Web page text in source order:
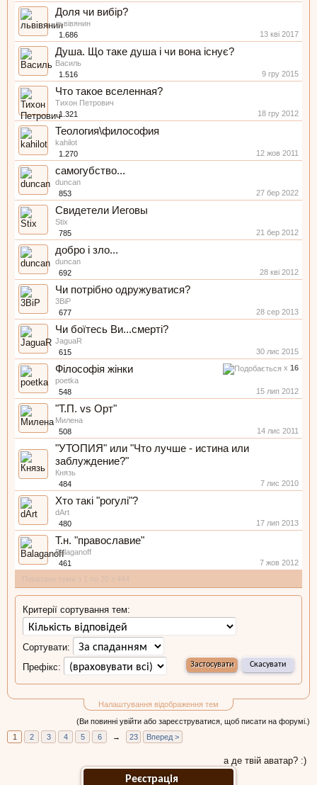
Доля чи вибір?
львівянин
1.686
13 кві 2017
Душа. Що таке душа і чи вона існує?
Василь
1.516
9 гру 2015
Что такое вселенная?
Тихон Петрович
1.321
18 гру 2012
Теология\философия
kahilot
1.270
12 жов 2011
самогубство...
duncan
853
27 бер 2022
Свидетели Иеговы
Stix
785
21 бер 2012
добро і зло...
duncan
692
28 кві 2012
Чи потрібно одружуватися?
3BiP
677
28 сер 2013
Чи боїтесь Ви...смерті?
JaguaR
615
30 лис 2015
x 16
Філософія жінки
poetka
548
15 лип 2012
"Т.П. vs Орт"
Милена
508
14 лис 2011
"УТОПИЯ" или "Что лучше - истина или
заблуждение?"
Князь
484
7 лис 2010
Хто такі "рогулі"?
dArt
480
17 лип 2013
Т.н. "православие"
Balaganoff
461
7 жов 2012
Налаштування відображення тем
Критерії сортування тем:
Сортувати:
Префікс:
(Ви повинні увійти або зареєструватися, щоб писати на форумі.)
1
2 3 4 5 6 → 23 Вперед >
а де твій аватар? :)
Реєстрація